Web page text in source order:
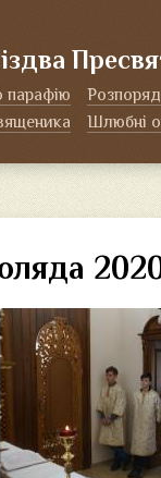
парафію
Шлюбні